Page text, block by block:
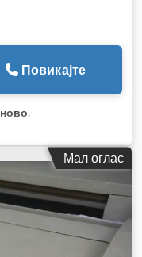
Повикајте
ново,
Мал оглас